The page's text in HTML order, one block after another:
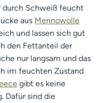
durch Schweiß feucht
aus Merinowolle
und lassen sich gut
den Fettanteil der
nur langsam und das
im feuchten Zustand
gibt es keine
Dafür sind die